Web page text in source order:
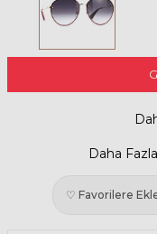
Daha Fazla
♡ Favorilere